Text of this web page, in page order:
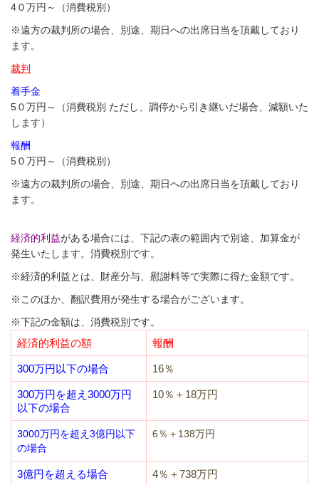
4０万円～（消費税別）
※遠方の裁判所の場合、別途、期日への出席日当を頂戴しており
ます。
裁判
着手金
5０万円～（消費税別 ただし、調停から引き継いだ場合、減額いた
します）
報酬
5０万円～（消費税別）
※遠方の裁判所の場合、別途、期日への出席日当を頂戴しており
ます。
経済的利益がある場合には、下記の表の範囲内で別途、加算金が
発生いたします。消費税別です。
※経済的利益とは、財産分与、慰謝料等で実際に得た金額です。
※このほか、翻訳費用が発生する場合がございます。
※下記の金額は、消費税別です。
経済的利益の額 報酬
300万円以下の場合 16％
300万円を超え3000万円
以下の場合
10％＋18万円
3000万円を超え3億円以下
の場合
6％＋138万円
3億円を超える場合 4％＋738万円